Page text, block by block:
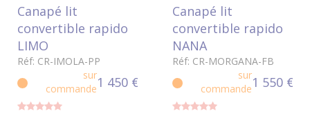
Canapé lit
convertible rapido
LIMO
Réf: CR-IMOLA-PP
sur
commande1 450 €
Canapé lit
convertible rapido
NANA
Réf: CR-MORGANA-FB
sur
commande1 550 €